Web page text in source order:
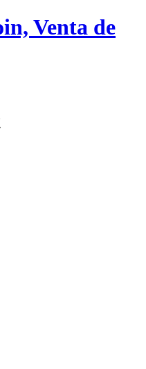
Venta de